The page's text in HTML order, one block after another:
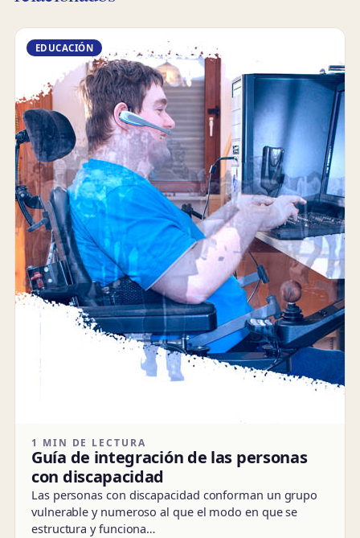
EDUCACIÓN
1 MIN DE LECTURA
Guía de integración de las personas
con discapacidad
Las personas con discapacidad conforman un grupo
vulnerable y numeroso al que el modo en que se
estructura y funciona…